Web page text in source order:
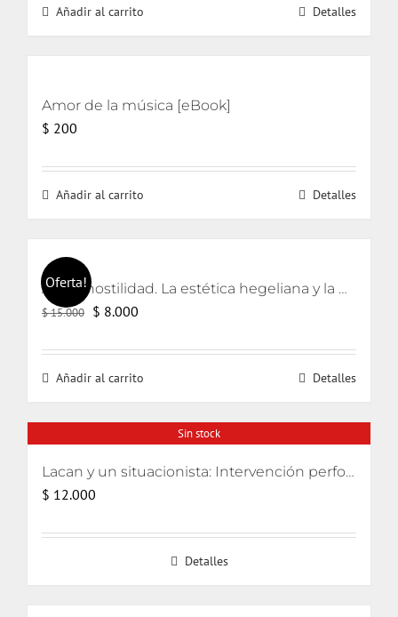
Añadir al carrito Detalles
Amor de la música [eBook]
$ 200
Añadir al carrito Detalles
Oferta! Arte y hostilidad. La estética hegeliana y la precipitación de la violencia
$15.000 El
original
era:
$ 8.000
actual
es:
Añadir al carrito Detalles
Sin stock
Lacan y un situacionista: Intervención performativa de su encuentro pifiado
$ 12.000
Detalles